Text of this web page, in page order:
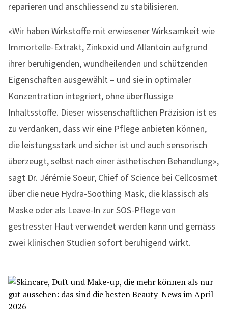
reparieren und anschliessend zu stabilisieren.
«Wir haben Wirkstoffe mit erwiesener Wirksamkeit wie
Immortelle-Extrakt, Zinkoxid und Allantoin aufgrund
ihrer beruhigenden, wundheilenden und schützenden
Eigenschaften ausgewählt – und sie in optimaler
Konzentration integriert, ohne überflüssige
Inhaltsstoffe. Dieser wissenschaftlichen Präzision ist es
zu verdanken, dass wir eine Pflege anbieten können,
die leistungsstark und sicher ist und auch sensorisch
überzeugt, selbst nach einer ästhetischen Behandlung»,
sagt Dr. Jérémie Soeur, Chief of Science bei Cellcosmet
über die neue Hydra-Soothing Mask, die klassisch als
Maske oder als Leave-In zur SOS-Pflege von
gestresster Haut verwendet werden kann und gemäss
zwei klinischen Studien sofort beruhigend wirkt.